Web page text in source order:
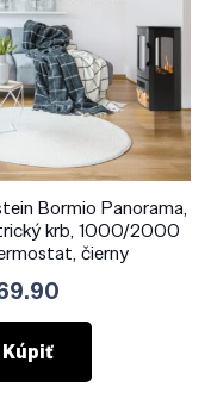
Bormio Panorama,
krb, 1000/2000
čierny
Kúpiť